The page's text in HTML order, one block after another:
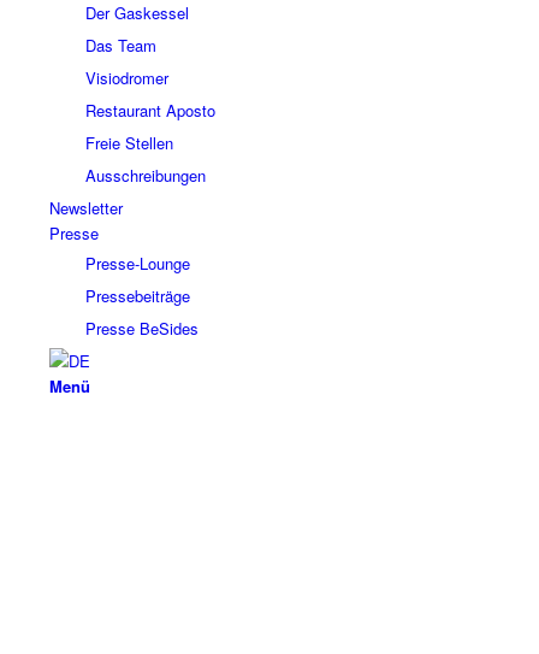
Der Gaskessel
Das Team
Visiodromer
Restaurant Aposto
Freie Stellen
Ausschreibungen
Newsletter
Presse
Presse-Lounge
Pressebeiträge
Presse BeSides
Menü